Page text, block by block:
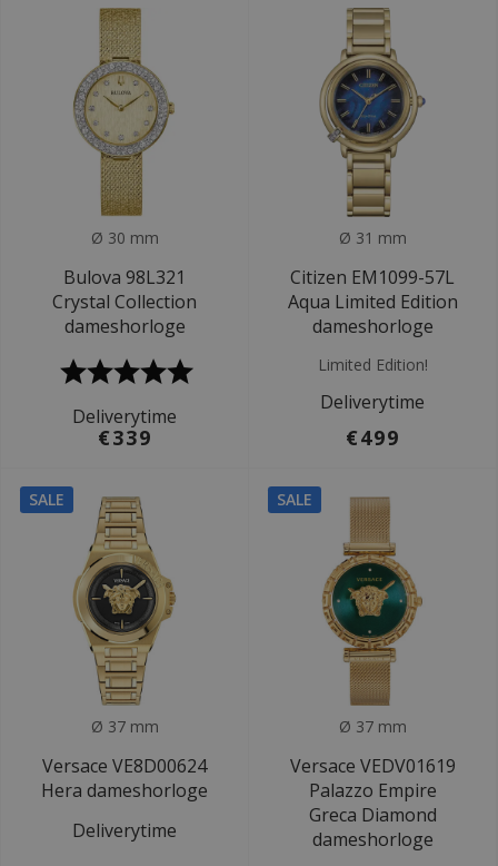
Ø 30 mm
Bulova 98L321
Crystal Collection
dameshorloge
Deliverytime
€339
Ø 31 mm
Citizen EM1099-57L
Aqua Limited Edition
dameshorloge
Limited Edition!
Deliverytime
€499
SALE
Ø 37 mm
Versace VE8D00624
Hera dameshorloge
Deliverytime
SALE
Ø 37 mm
Versace VEDV01619
Palazzo Empire
Greca Diamond
dameshorloge